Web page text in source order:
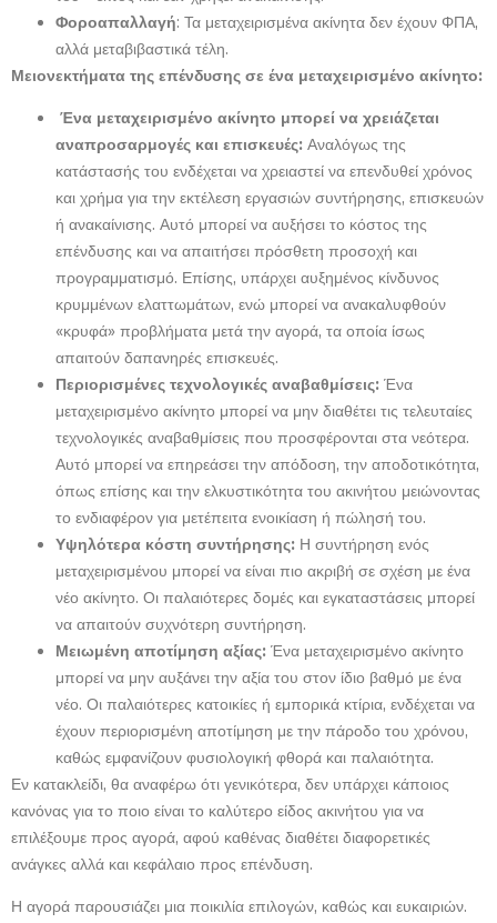
Φοροαπαλλαγή: Τα μεταχειρισμένα ακίνητα δεν έχουν ΦΠΑ,
αλλά μεταβιβαστικά τέλη.
Μειονεκτήματα της επένδυσης σε ένα μεταχειρισμένο ακίνητο:
Ένα μεταχειρισμένο ακίνητο μπορεί να χρειάζεται
αναπροσαρμογές και επισκευές: Αναλόγως της
κατάστασής του ενδέχεται να χρειαστεί να επενδυθεί χρόνος
και χρήμα για την εκτέλεση εργασιών συντήρησης, επισκευών
ή ανακαίνισης. Αυτό μπορεί να αυξήσει το κόστος της
επένδυσης και να απαιτήσει πρόσθετη προσοχή και
προγραμματισμό. Επίσης, υπάρχει αυξημένος κίνδυνος
κρυμμένων ελαττωμάτων, ενώ μπορεί να ανακαλυφθούν
«κρυφά» προβλήματα μετά την αγορά, τα οποία ίσως
απαιτούν δαπανηρές επισκευές.
Περιορισμένες τεχνολογικές αναβαθμίσεις: Ένα
μεταχειρισμένο ακίνητο μπορεί να μην διαθέτει τις τελευταίες
τεχνολογικές αναβαθμίσεις που προσφέρονται στα νεότερα.
Αυτό μπορεί να επηρεάσει την απόδοση, την αποδοτικότητα,
όπως επίσης και την ελκυστικότητα του ακινήτου μειώνοντας
το ενδιαφέρον για μετέπειτα ενοικίαση ή πώλησή του.
Υψηλότερα κόστη συντήρησης: Η συντήρηση ενός
μεταχειρισμένου μπορεί να είναι πιο ακριβή σε σχέση με ένα
νέο ακίνητο. Οι παλαιότερες δομές και εγκαταστάσεις μπορεί
να απαιτούν συχνότερη συντήρηση.
Μειωμένη αποτίμηση αξίας: Ένα μεταχειρισμένο ακίνητο
μπορεί να μην αυξάνει την αξία του στον ίδιο βαθμό με ένα
νέο. Οι παλαιότερες κατοικίες ή εμπορικά κτίρια, ενδέχεται να
έχουν περιορισμένη αποτίμηση με την πάροδο του χρόνου,
καθώς εμφανίζουν φυσιολογική φθορά και παλαιότητα.
Εν κατακλείδι, θα αναφέρω ότι γενικότερα, δεν υπάρχει κάποιος
κανόνας για το ποιο είναι το καλύτερο είδος ακινήτου για να
επιλέξουμε προς αγορά, αφού καθένας διαθέτει διαφορετικές
ανάγκες αλλά και κεφάλαιο προς επένδυση.
Η αγορά παρουσιάζει μια ποικιλία επιλογών, καθώς και ευκαιριών.